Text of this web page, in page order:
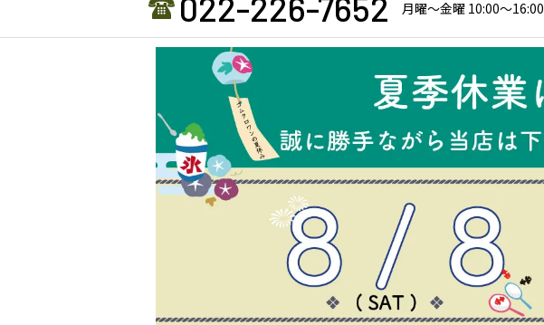
月曜〜金曜 10:00〜16:00